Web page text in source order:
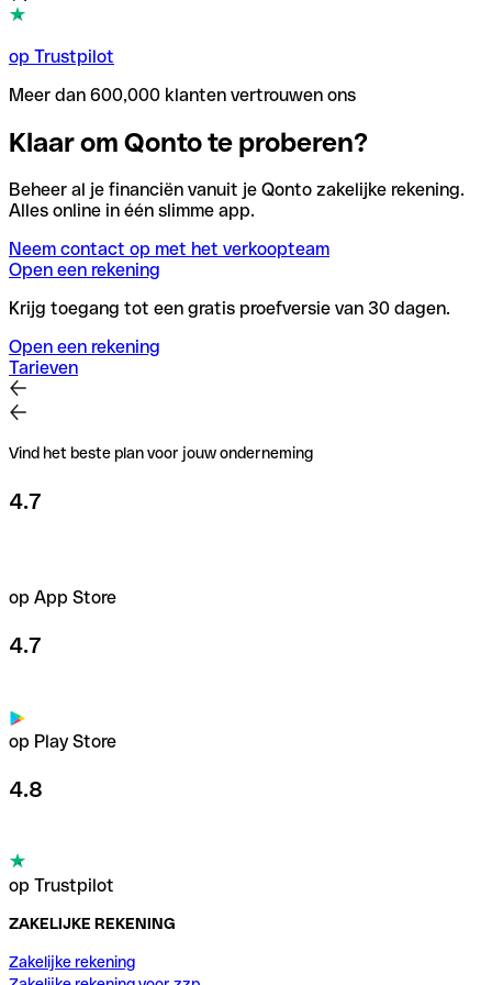
op Trustpilot
Meer dan 600,000 klanten vertrouwen ons
Klaar om Qonto te proberen?
Beheer al je financiën vanuit je Qonto zakelijke rekening.
Alles online in één slimme app.
Neem contact op met het verkoopteam
Open een rekening
Krijg toegang tot een gratis proefversie van 30 dagen.
Open een rekening
Tarieven
Vind het beste plan voor jouw onderneming
4.7
op App Store
4.7
op Play Store
4.8
op Trustpilot
ZAKELIJKE REKENING
Zakelijke rekening